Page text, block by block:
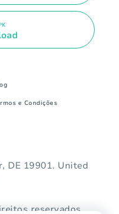
e Condições
DE 19901. United
reservados.